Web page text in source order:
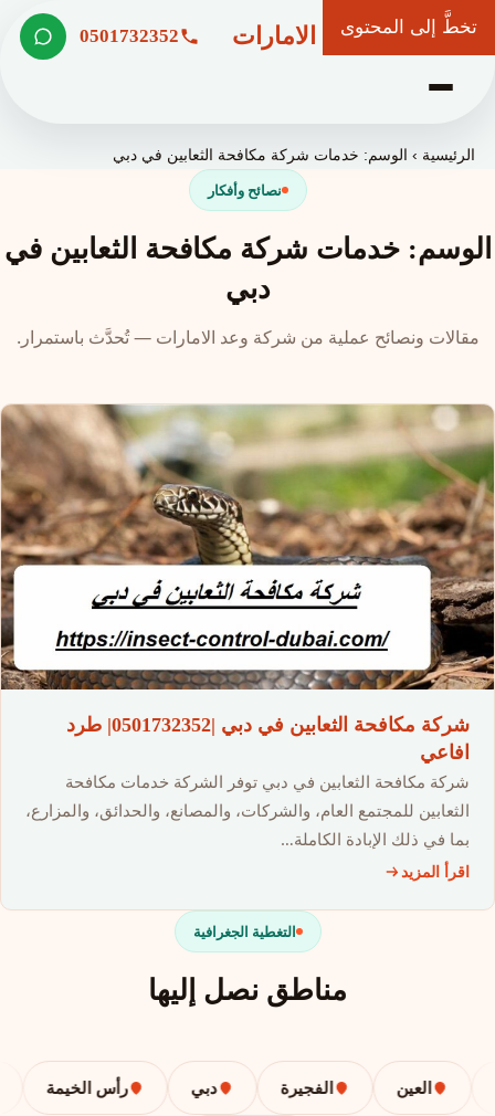
تخطَّ إلى المحتوى
شركة وعد الامارات 0501732352
الرئيسية ›الوسم: خدمات شركة مكافحة الثعابين في دبي
نصائح وأفكار
الوسم: خدمات شركة مكافحة الثعابين في
دبي
مقالات ونصائح عملية من شركة وعد الامارات — تُحدَّث باستمرار.
شركة مكافحة الثعابين في دبي |0501732352| طرد
افاعي
شركة مكافحة الثعابين في دبي توفر الشركة خدمات مكافحة
الثعابين للمجتمع العام، والشركات، والمصانع، والحدائق، والمزارع،
بما في ذلك الإبادة الكاملة…
اقرأ المزيد
التغطية الجغرافية
مناطق نصل إليها
العين الفجيرة دبي رأس الخيمة